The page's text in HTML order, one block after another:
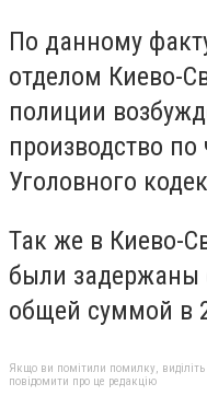
По данному
отделом Киево-
полиции
производство
Уголовного
Так же в Киево-
были задержаны
общей суммой в
Якщо ви помітили помилку, виділіть
повідомити про це редакцію